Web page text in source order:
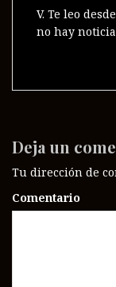
V. Te leo
no hay
Deja un
Tu dirección de
Comentario